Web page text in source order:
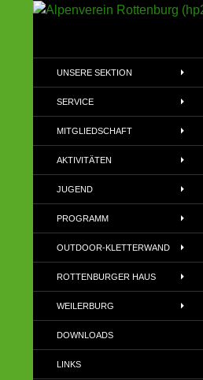
(DAV)
UNSERE SEKTION
SERVICE
MITGLIEDSCHAFT
AKTIVITÄTEN
JUGEND
PROGRAMM
OUTDOOR-KLETTERWAND
ROTTENBURGER HAUS
WEILERBURG
DOWNLOADS
LINKS